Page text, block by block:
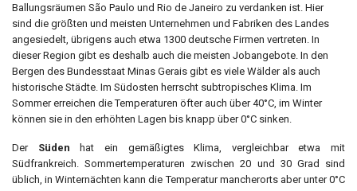
Ballungsräumen São Paulo und Rio de Janeiro zu verdanken ist. Hier
sind die größten und meisten Unternehmen und Fabriken des Landes
angesiedelt, übrigens auch etwa 1300 deutsche Firmen vertreten. In
dieser Region gibt es deshalb auch die meisten Jobangebote. In den
Bergen des Bundesstaat Minas Gerais gibt es viele Wälder als auch
historische Städte. Im Südosten herrscht subtropisches Klima. Im
Sommer erreichen die Temperaturen öfter auch über 40°C, im Winter
können sie in den erhöhten Lagen bis knapp über 0°C sinken.
Der Süden hat ein gemäßigtes Klima, vergleichbar etwa mit
Südfrankreich. Sommertemperaturen zwischen 20 und 30 Grad sind
üblich, in Winternächten kann die Temperatur mancherorts aber unter 0°C